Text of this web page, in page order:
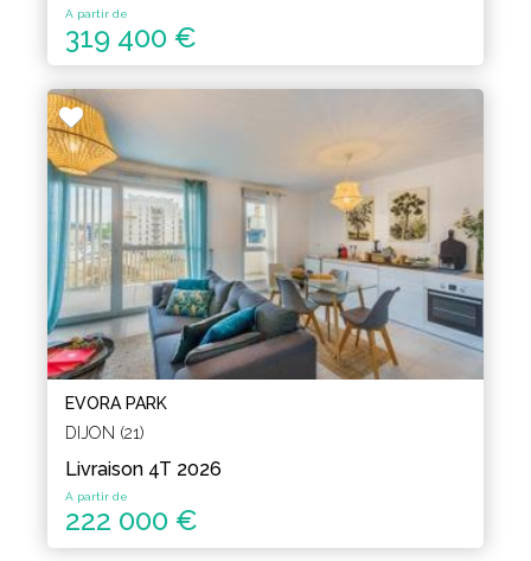
A partir de
319 400 €
EVORA PARK
DIJON (21)
Livraison 4T 2026
A partir de
222 000 €